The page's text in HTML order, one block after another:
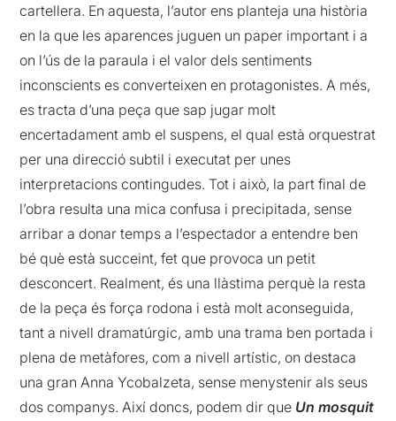
cartellera. En aquesta, l’autor ens planteja una història
en la que les aparences juguen un paper important i a
on l’ús de la paraula i el valor dels sentiments
inconscients es converteixen en protagonistes. A més,
es tracta d’una peça que sap jugar molt
encertadament amb el suspens, el qual està orquestrat
per una direcció subtil i executat per unes
interpretacions contingudes. Tot i això, la part final de
l’obra resulta una mica confusa i precipitada, sense
arribar a donar temps a l’espectador a entendre ben
bé què està succeint, fet que provoca un petit
desconcert. Realment, és una llàstima perquè la resta
de la peça és força rodona i està molt aconseguida,
tant a nivell dramatúrgic, amb una trama ben portada i
plena de metàfores, com a nivell artístic, on destaca
una gran Anna Ycobalzeta, sense menystenir als seus
dos companys. Així doncs, podem dir que Un mosquit